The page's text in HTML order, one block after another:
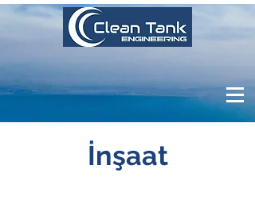
İnşaat